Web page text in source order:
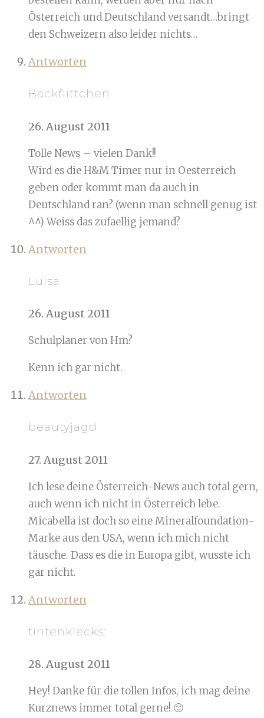
Österreich und Deutschland versandt…bringt
den Schweizern also leider nichts…
Antworten
Backflittchen
26. August 2011
Tolle News – vielen Dank!!
Wird es die H&M Timer nur in Oesterreich
geben oder kommt man da auch in
Deutschland ran? (wenn man schnell genug ist
^^) Weiss das zufaellig jemand?
Antworten
Luisa
26. August 2011
Schulplaner von Hm?
Kenn ich gar nicht.
Antworten
beautyjagd
27. August 2011
Ich lese deine Österreich-News auch total gern,
auch wenn ich nicht in Österreich lebe.
Micabella ist doch so eine Mineralfoundation-
Marke aus den USA, wenn ich mich nicht
täusche. Dass es die in Europa gibt, wusste ich
gar nicht.
Antworten
tintenklecks:
28. August 2011
Hey! Danke für die tollen Infos, ich mag deine
Kurznews immer total gerne! 🙂